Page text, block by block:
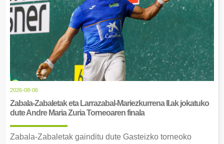
2026-08-06
Zabala-Zabaletak eta Larrazabal-Mariezkurrena II.ak jokatuko
dute Andre Maria Zuria Torneoaren finala
Zabala-Zabaletak gainditu dute Gasteizko torneoko